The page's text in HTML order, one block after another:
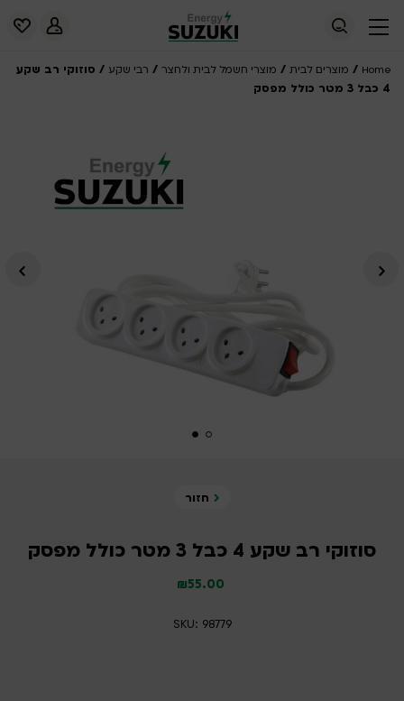
Home
/ מוצרים לבית / מוצרי חשמל לבית ולחצר / רבי שקע / סוזוקי רב שקע
4 כבל 3 מטר כולל מפסק
חזור
סוזוקי רב שקע 4 כבל 3 מטר כולל מפסק
55.00
₪
SKU: 98779